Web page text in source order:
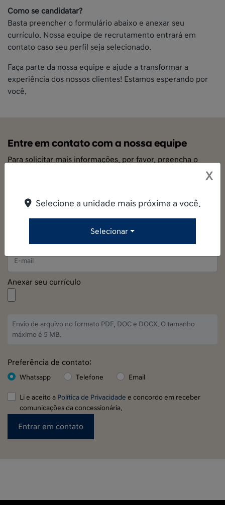
Como se candidatar?
Basta preencher o formulário abaixo e anexar seu
currículo. Nossa equipe de recrutamento entrará em
contato caso seu perfil seja selecionado.
Faça parte da nossa equipe e ajude a transformar a
experiência dos nossos clientes! Estamos esperando por
você.
Entre em contato com a nossa equipe
Para solicitar mais informações, por favor, preencha o
Anexar seu currículo
Envio de arquivo no formato PDF, DOC e DOCX. O tamanho
máximo é 5 MB.
Preferência de contato:
Whatsapp Telefone Email
Li e aceito a Política de Privacidade e concordo em receber
comunicações da concessionária.
Entrar em contato
X
Selecione a unidade mais próxima a você.
Selecionar